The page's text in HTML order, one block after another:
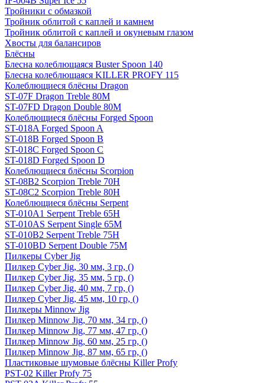
Тройники с обмазкой
Тройник облитой с каплей и камнем
Тройник облитой с каплей и окуневым глазом
Хвосты для балансиров
Блёсны
Блесна колеблющаяся Buster Spoon 140
Блесна колеблющаяся KILLER PROFY 115
Колеблющиеся блёсны Dragon
ST-07F Dragon Treble 80M
ST-07FD Dragon Double 80M
Колеблющиеся блёсны Forged Spoon
ST-018A Forged Spoon A
ST-018B Forged Spoon B
ST-018C Forged Spoon C
ST-018D Forged Spoon D
Колеблющиеся блёсны Scorpion
ST-08B2 Scorpion Treble 70H
ST-08C2 Scorpion Treble 80H
Колеблющиеся блёсны Serpent
ST-010A1 Serpent Treble 65H
ST-010AS Serpent Single 65M
ST-010B2 Serpent Treble 75H
ST-010BD Serpent Double 75M
Пилкеры Cyber Jig
Пилкер Cyber Jig, 30 мм, 3 гр, ()
Пилкер Cyber Jig, 35 мм, 5 гр, ()
Пилкер Cyber Jig, 40 мм, 7 гр, ()
Пилкер Cyber Jig, 45 мм, 10 гр, ()
Пилкеры Minnow Jig
Пилкер Minnow Jig, 70 мм, 34 гр, ()
Пилкер Minnow Jig, 77 мм, 47 гр, ()
Пилкер Minnow Jig, 60 мм, 25 гр, ()
Пилкер Minnow Jig, 87 мм, 65 гр, ()
Пластиковые шумовые блёсны Killer Profy
PST-02 Killer Profy 75